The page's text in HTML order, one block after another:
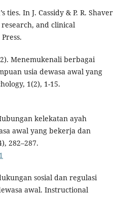
ties. In J. Cassidy & P. R. Shaver
and clinical
Menemukenali berbagai
usia dewasa awal yang
1(2), 1-15.
kelekatan ayah
awal yang bekerja dan
282–287.
sosial dan regulasi
awal. Instructional